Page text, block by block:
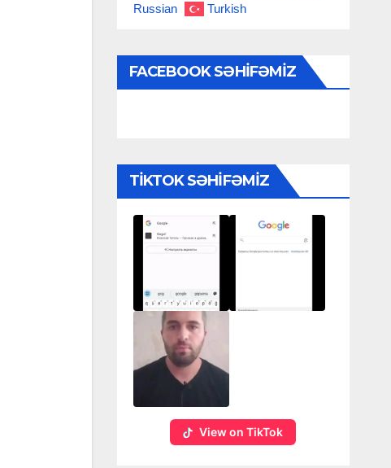
Russian
Turkish
FACEBOOK SƏHIFƏMIZ
TIKTOK SƏHIFƏMIZ
View on TikTok